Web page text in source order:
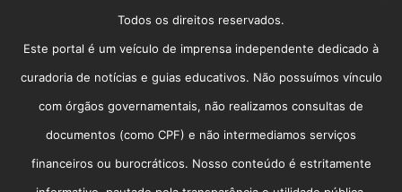
Todos os direitos reservados.
Este portal é um veículo de imprensa independente dedicado à
curadoria de notícias e guias educativos. Não possuímos vínculo
com órgãos governamentais, não realizamos consultas de
documentos (como CPF) e não intermediamos serviços
financeiros ou burocráticos. Nosso conteúdo é estritamente